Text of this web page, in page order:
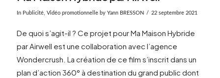
In Publicité, Vidéo promotionnelleby Yann BRESSON 22 septembre 2021
De quoi s’agit-il ? Ce projet pour Ma Maison Hybride
par Airwell est une collaboration avec l’agence
Wondercrush. La création de ce film s’inscrit dans un
plan d’action 360° à destination du grand public dont